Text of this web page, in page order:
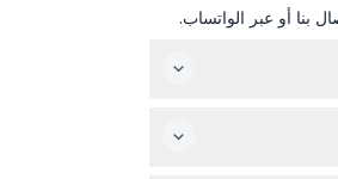
بنا أو عبر الواتساب.